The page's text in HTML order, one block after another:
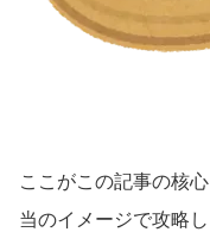
ここがこの記事の核
当のイメージで攻略し